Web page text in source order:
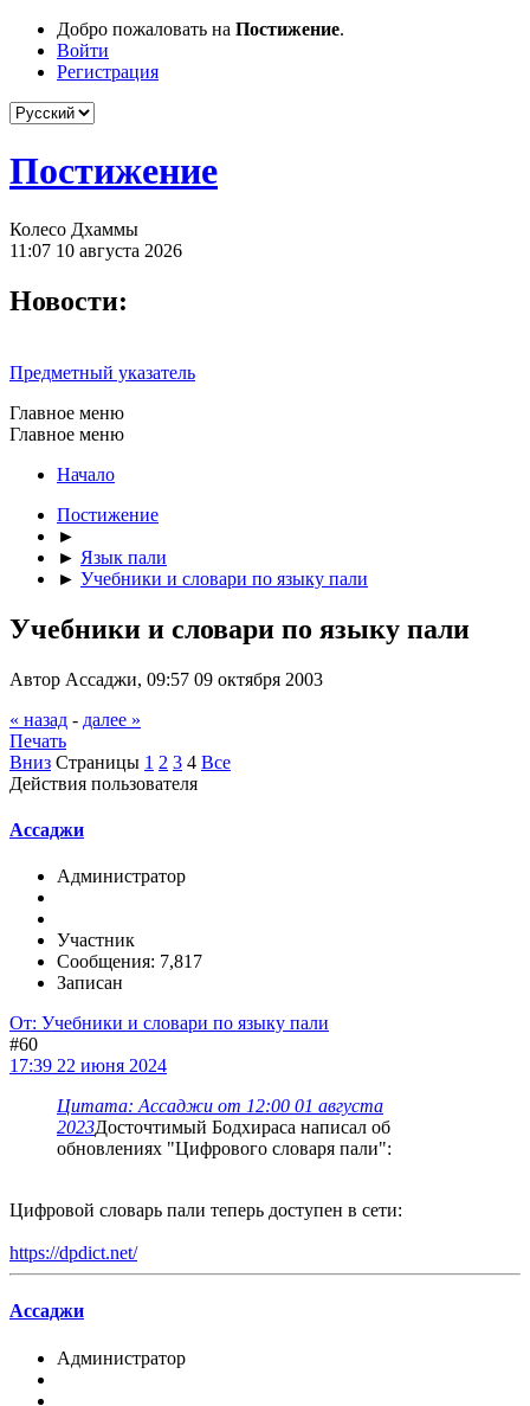
Добро пожаловать на Постижение.
Войти
Регистрация
Постижение
Колесо Дхаммы
11:07 10 августа 2026
Новости:
Предметный указатель
Главное меню
Главное меню
Начало
Постижение
►
► Язык пали
► Учебники и словари по языку пали
Учебники и словари по языку пали
Автор Ассаджи, 09:57 09 октября 2003
« назад - далее »
Печать
Вниз Страницы 1 2 3 4 Все
Действия пользователя
Ассаджи
Администратор
Участник
Сообщения: 7,817
Записан
От: Учебники и словари по языку пали
#60
17:39 22 июня 2024
Цитата: Ассаджи от 12:00 01 августа
2023Досточтимый Бодхираса написал об
обновлениях "Цифрового словаря пали":
Цифровой словарь пали теперь доступен в сети:
https://dpdict.net/
Ассаджи
Администратор